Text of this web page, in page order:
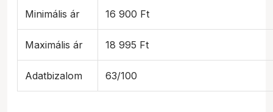
Minimális ár 16 900 Ft
Maximális ár 18 995 Ft
Adatbizalom 63/100